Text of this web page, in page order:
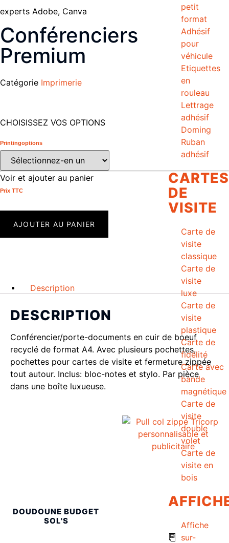
petit
format
Adhésif
pour
véhicule
Etiquettes
en
rouleau
Lettrage
adhésif
Doming
Ruban
adhésif
CARTES
DE
VISITE
Carte de
visite
classique
Carte de
visite
luxe
Carte de
visite
plastique
Carte de
fidélité
Carte avec
bande
magnétique
Carte de
visite
double
volet
Carte de
visite en
bois
Affiche
sur-
experts Adobe, Canva
Conférenciers
Premium
Catégorie Imprimerie
CHOISISSEZ VOS OPTIONS
Printingoptions
Voir et ajouter au panier
Prix ​​TTC
AJOUTER AU PANIER
Description
DESCRIPTION
Conférencier/porte-documents en cuir de boeuf
recyclé de format A4. Avec plusieurs pochettes,
pochettes pour cartes de visite et fermeture zippée
tout autour. Inclus: bloc-notes et stylo. Par pièce
dans une boîte luxueuse.
DOUDOUNE BUDGET
SOL'S